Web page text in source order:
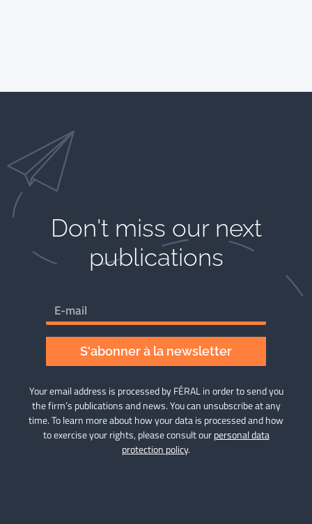
Don't miss our next
publications​
S'abonner à la newsletter
Your email address is processed by FÉRAL in order to send you
the firm’s publications and news. You can unsubscribe at any
time. To learn more about how your data is processed and how
to exercise your rights, please consult ourpersonal data
protection policy.